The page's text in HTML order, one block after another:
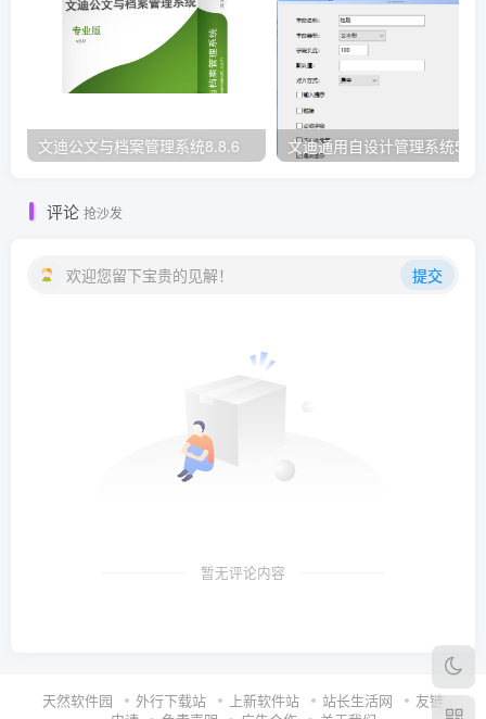
文迪公文与档案管理系统8.8.6 文迪通用自设计管理系统
评论 抢沙发
欢迎您留下宝贵的见解！ 提交
暂无评论内容
天然软件园 外行下载站 上新软件站 站长生活网
友链